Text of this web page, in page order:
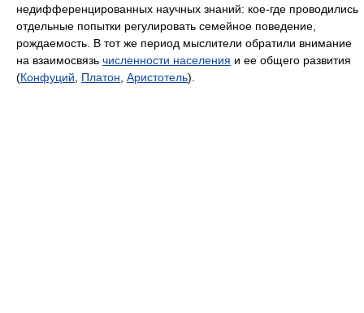
недифференцированных научных знаний: кое-где проводились
отдельные попытки регулировать семейное поведение,
рождаемость. В тот же период мыслители обратили внимание
на взаимосвязь численности населения и ее общего развития
(Конфуций Платон Аристотель).